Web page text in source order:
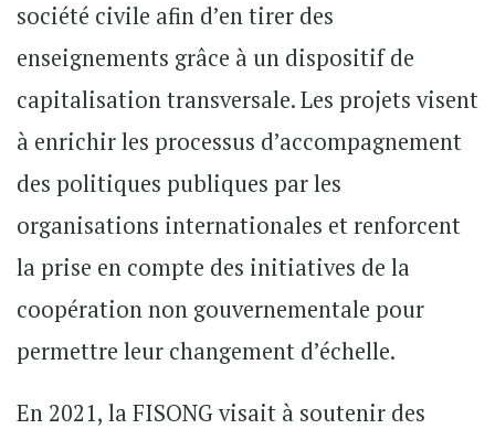
société civile afin d’en tirer des
enseignements grâce à un dispositif de
capitalisation transversale. Les projets visent
à enrichir les processus d’accompagnement
des politiques publiques par les
organisations internationales et renforcent
la prise en compte des initiatives de la
coopération non gouvernementale pour
permettre leur changement d’échelle.
En 2021, la FISONG visait à soutenir des